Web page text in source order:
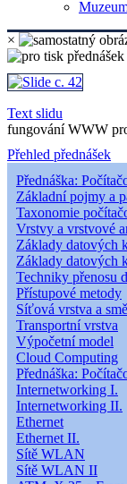
×
Text slidu
fungování WWW
Přehled přednášek
Přednáška:
Základní pojmy a
Taxonomie
Vrstvy a vrstvové
Základy datových
Základy datových
Techniky přenosu
Přístupové metody
Síťová vrstva a
Transportní vrstva
Výpočetní model
Cloud Computing
Přednáška:
Internetworking I.
Internetworking II.
Ethernet
Ethernet II.
Sítě WLAN
Sítě WLAN II